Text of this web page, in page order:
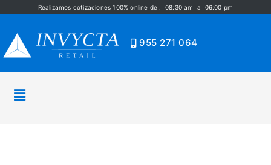
Realizamos cotizaciones 100% online de : 08:30 am a 06:00 pm
955 271 064